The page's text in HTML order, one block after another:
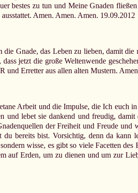
bestes zu tun und Meine Gnaden
Amen. Amen. Amen. 19.09.2012
Gnade, das Leben zu lieben, damit die
jetzt die große Weltenwende
und Erretter aus allen alten Mustern.
Arbeit und die Impulse, die Ich euch in
lebet sie dankend und freudig, damit
der Freiheit und Freude und
bereits bist. Vorsichtig, denn da kann
wisse, es gibt so viele Facetten des
auf Erden, um zu dienen und um zur